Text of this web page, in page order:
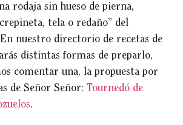
rodaja sin hueso de pierna,
tela o redaño” del
nuestro directorio de recetas de
distintas formas de preparlo,
comentar una, la propuesta por
de Señor Señor: Tournedó de
.